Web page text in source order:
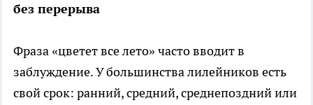
без перерыва
Фраза «цветет все лето» часто вводит в
заблуждение. У большинства лилейников есть
свой срок: ранний, средний, среднепоздний или